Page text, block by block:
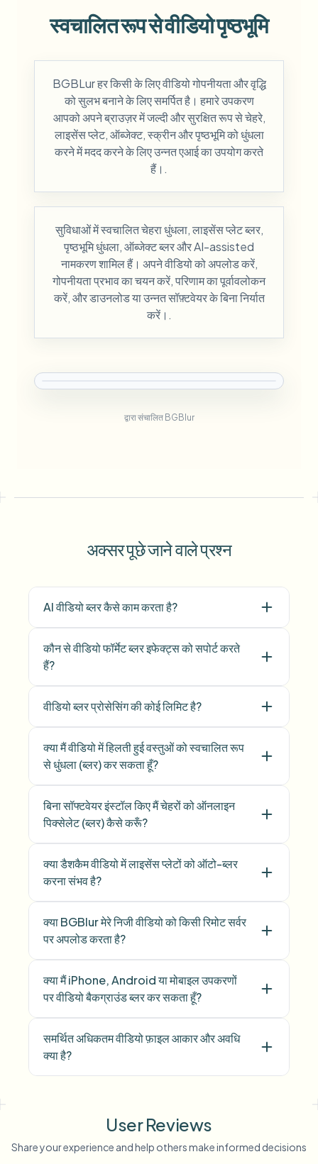
स्वचालित रूप से वीडियो पृष्ठभूमि
BGBLur हर किसी के लिए वीडियो गोपनीयता और वृद्धि
को सुलभ बनाने के लिए समर्पित है। हमारे उपकरण
आपको अपने ब्राउज़र में जल्दी और सुरक्षित रूप से चेहरे,
लाइसेंस प्लेट, ऑब्जेक्ट, स्क्रीन और पृष्ठभूमि को धुंधला
करने में मदद करने के लिए उन्नत एआई का उपयोग करते
हैं।.
सुविधाओं में स्वचालित चेहरा धुंधला, लाइसेंस प्लेट ब्लर,
पृष्ठभूमि धुंधला, ऑब्जेक्ट ब्लर और AI-assisted
नामकरण शामिल हैं। अपने वीडियो को अपलोड करें,
गोपनीयता प्रभाव का चयन करें, परिणाम का पूर्वावलोकन
करें, और डाउनलोड या उन्नत सॉफ़्टवेयर के बिना निर्यात
करें।.
द्वारा संचालित BGBlur
अक्सर पूछे जाने वाले प्रश्न
AI वीडियो ब्लर कैसे काम करता है?
कौन से वीडियो फॉर्मेट ब्लर इफेक्ट्स को सपोर्ट करते
हैं?
वीडियो ब्लर प्रोसेसिंग की कोई लिमिट है?
क्या मैं वीडियो में हिलती हुई वस्तुओं को स्वचालित रूप
से धुंधला (ब्लर) कर सकता हूँ?
बिना सॉफ्टवेयर इंस्टॉल किए मैं चेहरों को ऑनलाइन
पिक्सेलेट (ब्लर) कैसे करूँ?
क्या डैशकैम वीडियो में लाइसेंस प्लेटों को ऑटो-ब्लर
करना संभव है?
क्या BGBlur मेरे निजी वीडियो को किसी रिमोट सर्वर
पर अपलोड करता है?
क्या मैं iPhone, Android या मोबाइल उपकरणों
पर वीडियो बैकग्राउंड ब्लर कर सकता हूँ?
समर्थित अधिकतम वीडियो फ़ाइल आकार और अवधि
क्या है?
User Reviews
Share your experience and help others make informed decisions